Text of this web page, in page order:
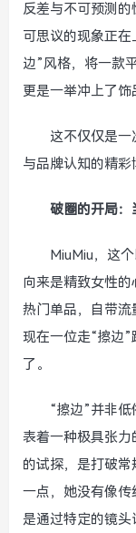
反差与不可预测
可思议的现象正
边”风格，将一款
更是一举冲上了饰
这不仅仅是
与品牌认知的精彩
破圈的开局：
MiuMiu，这
向来是精致女性
热门单品，自带
现在一位走“擦边
了。
“擦边”并非
表着一种极具张
的试探，是打破
一点，她没有像
是通过特定的镜